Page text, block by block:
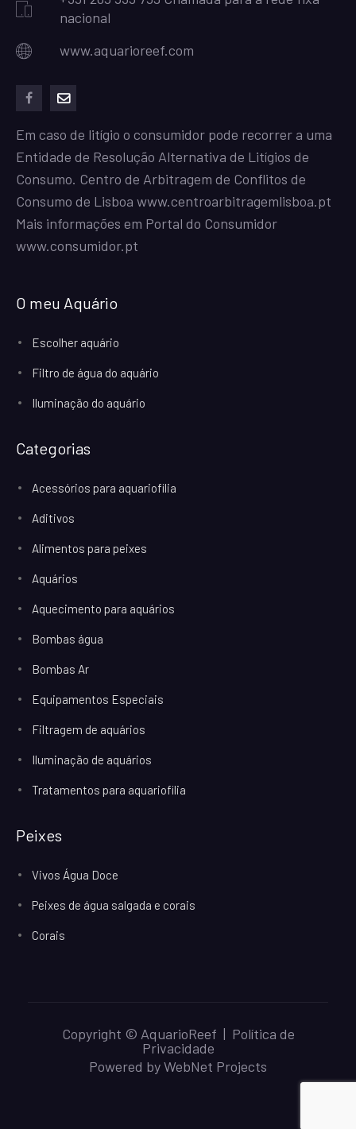
nacional
www.aquarioreef.com
Em caso de litígio o consumidor pode recorrer a uma
Entidade de Resolução Alternativa de Litígios de
Consumo. Centro de Arbitragem de Conflitos de
Consumo de Lisboa www.centroarbitragemlisboa.pt
Mais informações em Portal do Consumidor
www.consumidor.pt
O meu Aquário
Escolher aquário
Filtro de água do aquário
Iluminação do aquário
Categorias
Acessórios para aquariofilia
Aditivos
Alimentos para peixes
Aquários
Aquecimento para aquários
Bombas água
Bombas Ar
Equipamentos Especiais
Filtragem de aquários
Iluminação de aquários
Tratamentos para aquariofilia
Peixes
Vivos Água Doce
Peixes de água salgada e corais
Corais
Copyright © AquarioReef | Política de
Privacidade
Powered byWebNet Projects